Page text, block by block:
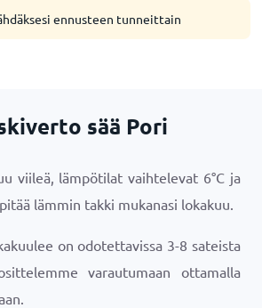
ennusteen tunneittain
sää Pori
viileä, lämpötilat vaihtelevat 6°C ja
lämmin takki mukanasi lokakuu.
on odotettavissa 3-8 sateista
varautumaan ottamalla